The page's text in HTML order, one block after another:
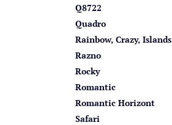
Q8722
Quadro
Rainbow, Crazy, Islands
Razno
Rocky
Romantic
Romantic Horizont
Safari